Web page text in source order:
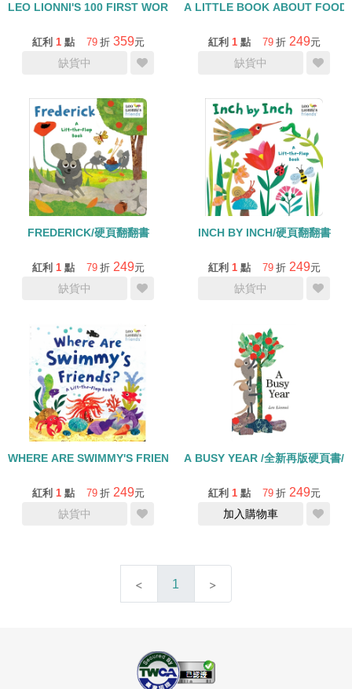
LEO LIONNI'S 100 FIRST WORDS/硬頁書
紅利 1 點 79 折 359元
缺貨中
A LITTLE BOOK ABOUT
紅利 1 點 79 折 249元
缺貨中
FREDERICK/硬頁翻翻書
紅利 1 點 79 折 249元
缺貨中
INCH BY INCH/硬頁翻翻書
紅利 1 點 79 折 249元
缺貨中
WHERE ARE SWIMMY'S FRIENDS/硬頁翻翻書
紅利 1 點 79 折 249元
缺貨中
A BUSY YEAR /全新再版硬頁書/
紅利 1 點 79 折 249元
加入購物車
1